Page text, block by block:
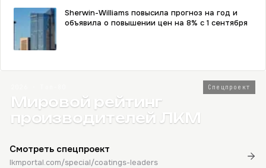
Sherwin-Williams повысила прогноз на год и
объявила о повышении цен на 8% с 1 сентября
Спецпроект
Мировой рейтинг
производителей ЛКМ
Смотреть спецпроект
lkmportal.com/special/coatings-leaders